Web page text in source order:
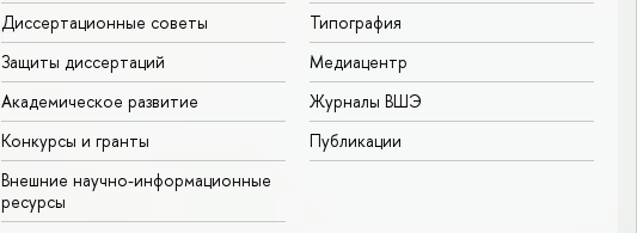
Диссертационные советы
Защиты диссертаций
Академическое развитие
Конкурсы и гранты
Внешние научно-информационные
ресурсы
Типография
Медиацентр
Журналы ВШЭ
Публикации